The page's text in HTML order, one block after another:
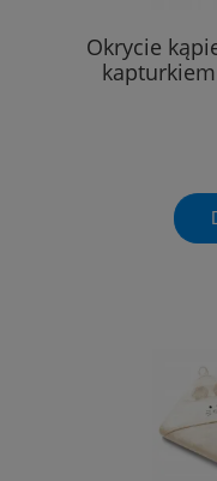
Okrycie